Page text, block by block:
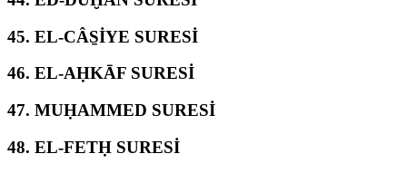
45. EL-CÂS̱İYE SURESİ
46. EL-AḤKĀF SURESİ
47. MUḤAMMED SURESİ
48. EL-FETḤ SURESİ